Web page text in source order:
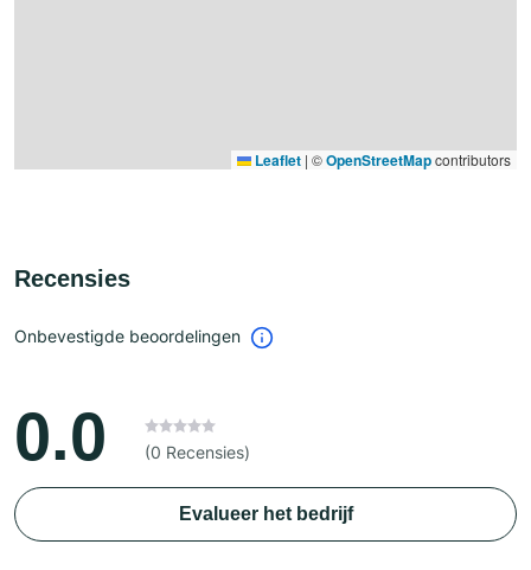
Leaflet | ©OpenStreetMapcontributors
Recensies
Onbevestigde beoordelingen
0.0 (0 Recensies)
Evalueer het bedrijf